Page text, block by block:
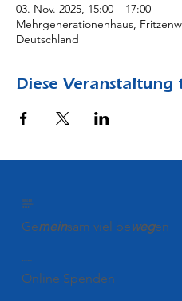
03. Nov. 2025, 15:00 – 17:00
Mehrgenerationenhaus,
Deutschland
Diese Veranstaltung
STIFTUNG
CELLE
Gemeinsam viel bewegen
Spenden
Online Spenden